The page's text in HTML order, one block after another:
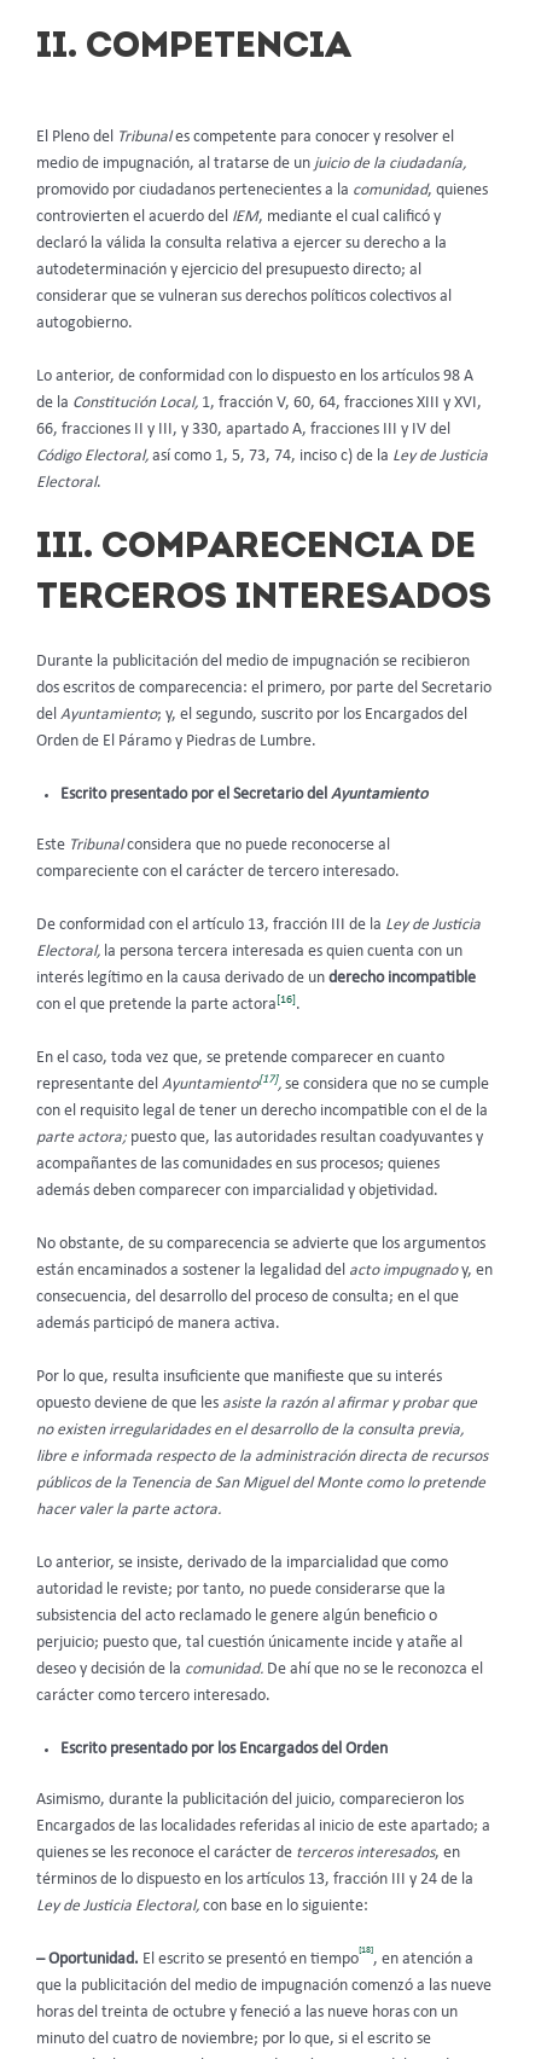
II. COMPETENCIA
El Pleno del Tribunales competente para conocer y resolver el
medio de impugnación, al tratarse de un juicio de la ciudadanía,
promovido por ciudadanos pertenecientes a la comunidad, quienes
controvierten el acuerdo del IEM, mediante el cual calificó y
declaró la válida la consulta relativa a ejercer su derecho a la
autodeterminación y ejercicio del presupuesto directo; al
considerar que se vulneran sus derechos políticos colectivos al
autogobierno.
Lo anterior, de conformidad con lo dispuesto en los artículos 98 A
de la Constitución Local, 1, fracción V, 60, 64, fracciones XIII y XVI,
66, fracciones II y III, y 330, apartado A, fracciones III y IV del
Código Electoral, así como 1, 5, 73, 74, inciso c) de la Ley de Justicia
Electoral.
III. COMPARECENCIA DE
TERCEROS INTERESADOS
Durante la publicitación del medio de impugnación se recibieron
dos escritos de comparecencia: el primero, por parte del Secretario
del Ayuntamiento; y, el segundo, suscrito por los Encargados del
Orden de El Páramo y Piedras de Lumbre.
Escrito presentado por el Secretario del Ayuntamiento
Este Tribunalconsidera que no puede reconocerse al
compareciente con el carácter de tercero interesado.
De conformidad con el artículo 13, fracción III de la Ley de Justicia
Electoral, la persona tercera interesada es quien cuenta con un
interés legítimo en la causa derivado de un derecho incompatible
con el que pretende la parte actora[16].
En el caso, toda vez que, se pretende comparecer en cuanto
representante del Ayuntamiento[17], se considera que no se cumple
con el requisito legal de tener un derecho incompatible con el de la
parte actora; puesto que, las autoridades resultan coadyuvantes y
acompañantes de las comunidades en sus procesos; quienes
además deben comparecer con imparcialidad y objetividad.
No obstante, de su comparecencia se advierte que los argumentos
están encaminados a sostener la legalidad del acto impugnadoy, en
consecuencia, del desarrollo del proceso de consulta; en el que
además participó de manera activa.
Por lo que, resulta insuficiente que manifieste que su interés
opuesto deviene de que les asiste la razón al afirmar y probar que
no existen irregularidades en el desarrollo de la consulta previa,
libre e informada respecto de la administración directa de recursos
públicos de la Tenencia de San Miguel del Monte como lo pretende
hacer valer la parte actora.
Lo anterior, se insiste, derivado de la imparcialidad que como
autoridad le reviste; por tanto, no puede considerarse que la
subsistencia del acto reclamado le genere algún beneficio o
perjuicio; puesto que, tal cuestión únicamente incide y atañe al
deseo y decisión de la comunidad. De ahí que no se le reconozca el
carácter como tercero interesado.
Escrito presentado por los Encargados del Orden
Asimismo, durante la publicitación del juicio, comparecieron los
Encargados de las localidades referidas al inicio de este apartado; a
quienes se les reconoce el carácter de terceros interesados, en
términos de lo dispuesto en los artículos 13, fracción III y 24 de la
Ley de Justicia Electoral, con base en lo siguiente:
– Oportunidad. El escrito se presentó en tiempo
[18]
, en atención a
que la publicitación del medio de impugnación comenzó a las nueve
horas del treinta de octubre y feneció a las nueve horas con un
minuto del cuatro de noviembre; por lo que, si el escrito se